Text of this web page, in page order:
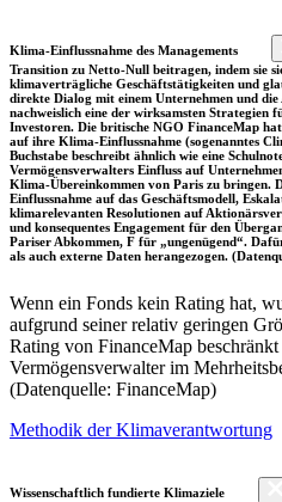
Klima-Einflussnahme des Managements
Transition zu Netto-Null beitragen, indem sie
klimaverträgliche Geschäftstätigkeiten und
direkte Dialog mit einem Unternehmen und
nachweislich eine der wirksamsten
Investoren. Die britische NGO FinanceMap
auf ihre Klima-Einflussnahme (sogenanntes
Buchstabe beschreibt ähnlich wie eine
Vermögensverwalters Einfluss auf
Klima-Übereinkommen von Paris zu bringen.
Einflussnahme auf das Geschäftsmodell,
klimarelevanten Resolutionen auf
und konsequentes Engagement für den
Pariser Abkommen, F für „ungenügend“.
als auch externe Daten herangezogen.
Wenn ein Fonds kein Rating hat,
aufgrund seiner relativ geringen
Rating von FinanceMap
Vermögensverwalter im
(Datenquelle: FinanceMap)
Methodik der Klimaverantwortung
Wissenschaftlich fundierte Klimaziele